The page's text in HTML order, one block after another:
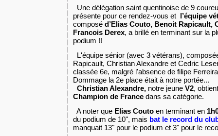
Une délégation saint quentinoise de 9
présente pour ce rendez-vous et l’équipe
composé d’Elias Couto, Benoit Rapicault,
Francois Derex, a brillé en terminant sur la
podium !!
L'équipe sénior (avec 3 vétérans),
Rapicault, Christian Alexandre et Cedric
classée 6e, malgré l'absence de filipe
Dommage la 2e place était à notre portée...
Christian Alexandre, notre jeune V2,
Champion de France dans sa catégorie.
A noter que Elias Couto en terminant en
du podium de 10", mais bat le record du
manquait 13" pour le podium et 3" pour le